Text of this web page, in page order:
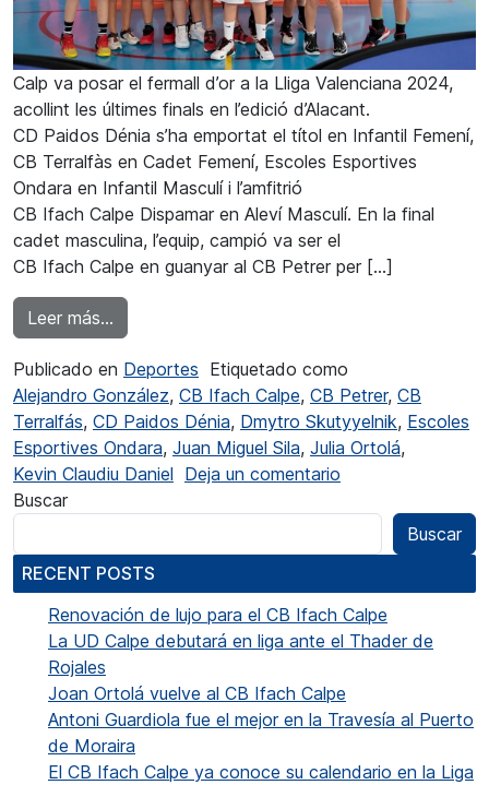
Calp va posar el fermall d’or a la Lliga Valenciana 2024,
acollint les últimes finals en l’edició d’Alacant.
CD Paidos Dénia s’ha emportat el títol en Infantil Femení,
CB Terralfàs en Cadet Femení, Escoles Esportives
Ondara en Infantil Masculí i l’amfitrió
CB Ifach Calpe Dispamar en Aleví Masculí. En la final
cadet masculina, l’equip, campió va ser el
CB Ifach Calpe en guanyar al CB Petrer per […]
Leer más…
Publicado en Deportes Etiquetado como
Alejandro González, CB Ifach Calpe, CB Petrer, CB
Terralfás, CD Paidos Dénia, Dmytro Skutyyelnik, Escoles
Esportives Ondara, Juan Miguel Sila, Julia Ortolá,
Kevin Claudiu Daniel Deja un comentario
Buscar
Buscar
RECENT POSTS
Renovación de lujo para el CB Ifach Calpe
La UD Calpe debutará en liga ante el Thader de
Rojales
Joan Ortolá vuelve al CB Ifach Calpe
Antoni Guardiola fue el mejor en la Travesía al Puerto
de Moraira
El CB Ifach Calpe ya conoce su calendario en la Liga